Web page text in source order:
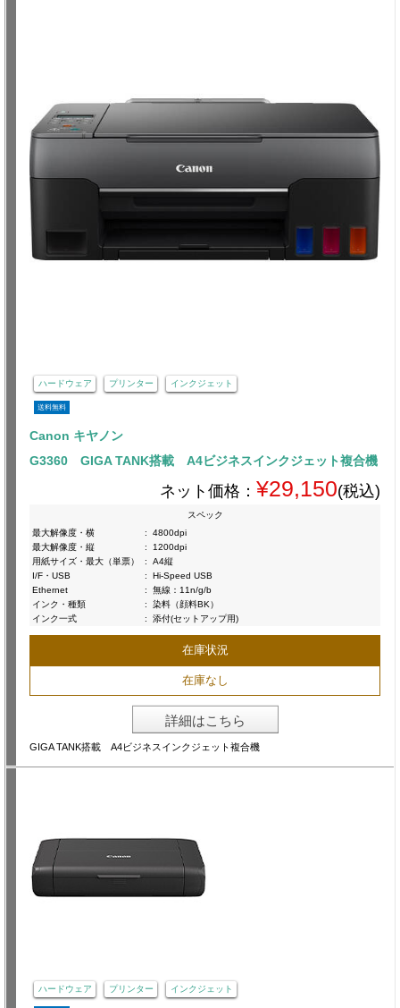
ハードウェア プリンター インクジェット
送料無料
Canon キヤノン
G3360 GIGA TANK搭載 A4ビジネスインクジェット複合機
ネット価格： ¥29,150(税込)
スペック
最大解像度・横
:
4800dpi
最大解像度・縦
:
1200dpi
用紙サイズ・最大（単票）
:
A4縦
I/F・USB
:
Hi-Speed USB
Ethernet
:
無線：11n/g/b
インク・種類
:
染料（顔料BK）
インク一式
: 添付(セットアップ用)
在庫状況
在庫なし
詳細はこちら
GIGA TANK搭載 A4ビジネスインクジェット複合機
ハードウェア プリンター インクジェット